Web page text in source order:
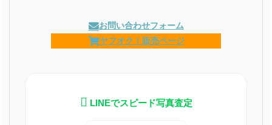
お問い合わせフォーム
ヤフオク！販売ページ
LINEでスピード写真査定